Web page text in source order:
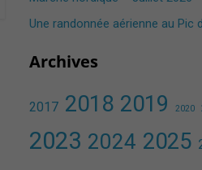
Une randonnée aérienne au Pic
Archives
2017 2018 2019 2020
2023 2024 2025